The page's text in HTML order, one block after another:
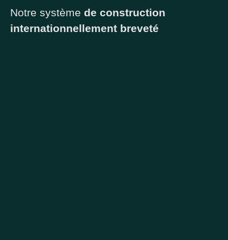
Notre système de construction
internationnellement breveté